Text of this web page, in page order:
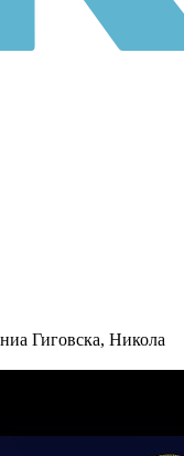
Гиговска, Никола